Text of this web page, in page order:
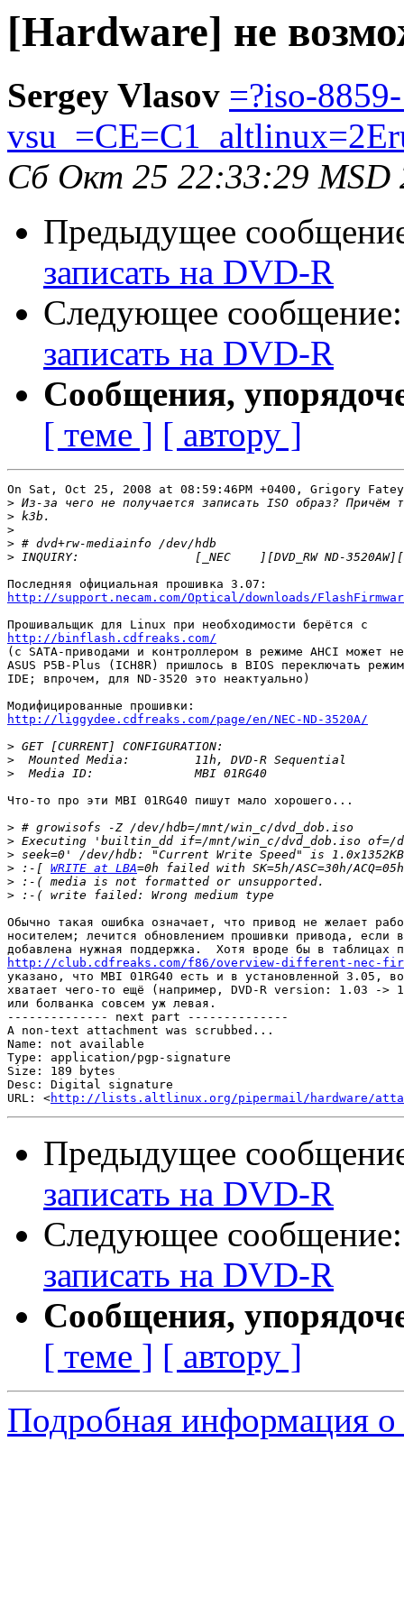
[Hardware] не
Sergey Vlasov =?iso-
Сб Окт 25 22:33:29 MSD
Предыдущее
записать на DVD-R
Следующее
записать на DVD-R
Сообщения,
[ теме ] [ автору ]
On Sat, Oct 25, 2008 at 08:59:46PM +0400, Grigory
>
>
>
>
>
http://support.necam.com/Optical/downloads/
http://binflash.cdfreaks.com/
(с SATA-приводами и контроллером в режиме AHCI может
ASUS P5B-Plus (ICH8R) пришлось в BIOS переключать
IDE; впрочем, для ND-3520 это неактуально)
http://liggydee.cdfreaks.com/page/en/NEC-ND-3520A/
>
>
>
Что-то про эти MBI 01RG40 пишут мало хорошего...
>
>
>
> :-[ WRITE at LBA
>
>
Обычно такая ошибка означает, что привод не желает
носителем; лечится обновлением прошивки привода, если
http://club.cdfreaks.com/f86/overview-different-nec-
указано, что MBI 01RG40 есть и в установленной 3.05,
хватает чего-то ещё (например, DVD-R version: 1.03 -
или болванка совсем уж левая.
-------------- next part --------------
A non-text attachment was scrubbed...
Name: not available
Type: application/pgp-signature
Size: 189 bytes
Desc: Digital signature
URL: <http://lists.altlinux.org/pipermail/hardware/
Предыдущее
записать на DVD-R
Следующее
записать на DVD-R
Сообщения,
[ теме ] [ автору ]
Подробная информация о